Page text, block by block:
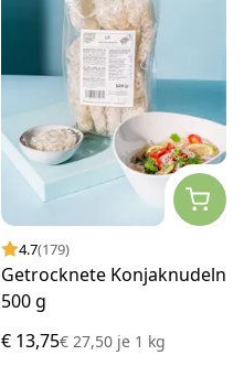
4.7(179)
Getrocknete Konjaknudeln
500 g
€ 13,75€ 27,50 je 1 kg